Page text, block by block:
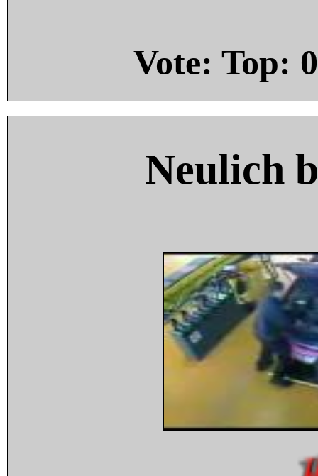
Vote: Top: 0
Neulich